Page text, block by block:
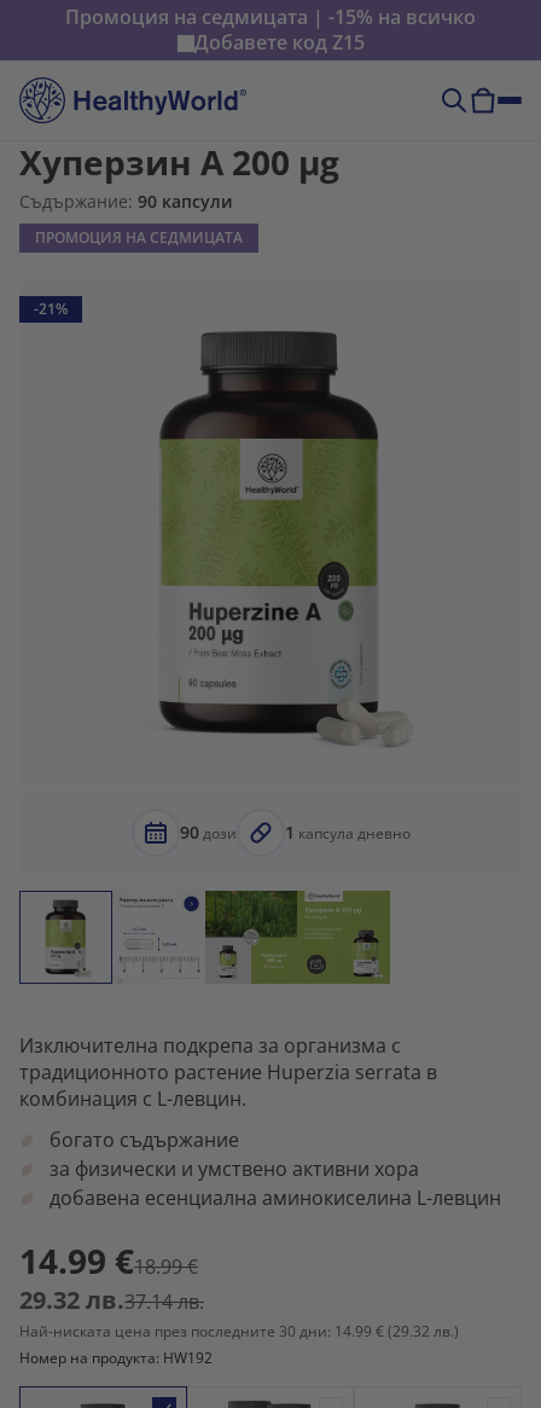
Промоция на седмицата | -15% на всичко
Добавете кодZ15
Хуперзин А 200 µg
Съдържание: 90 капсули
ПРОМОЦИЯ НА СЕДМИЦАТА
-21%
90дози 1 капсула дневно
Изключителна подкрепа за организма с
традиционното растение Huperzia serrata в
комбинация с L-левцин.
богато съдържание
за физически и умствено активни хора
добавена есенциална аминокиселина L-левцин
14.99 €18.99 €
29.32 лв.37.14 лв.
Най-ниската цена през последните 30 дни: 14.99 €(29.32 лв.)
Номер на продукта: HW192